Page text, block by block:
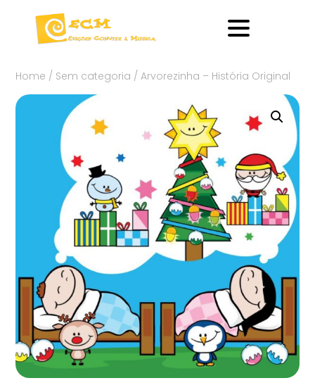
Home / Sem categoria / Arvorezinha – História Original